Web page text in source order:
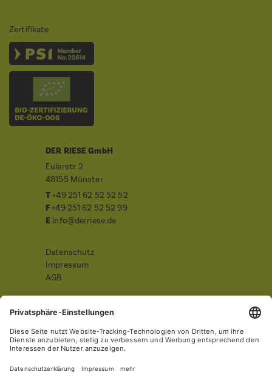
Zertifikate
DER RIESE GmbH
Eulerstr. 2
48155 Münster
T+49 251 62 52 52 52
F+49 251 62 52 52 99
E info@derriese.de
Datenschutz
Impressum
AGB